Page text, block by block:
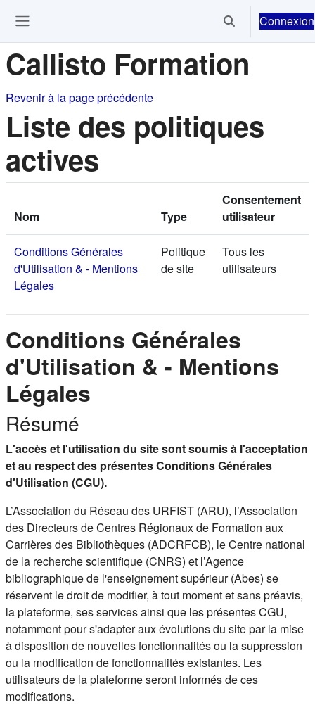
Activer/Connexion
Callisto Formation
Revenir à la page précédente
Liste des politiques
actives
Nom Type
Consentement
utilisateur
Conditions Générales
d'Utilisation & - Mentions
Légales
Politique
de site
Tous les
utilisateurs
Conditions Générales
d'Utilisation & - Mentions
Légales
Résumé
L'accès et l'utilisation du site sont soumis à l'acceptation
et au respect des présentes Conditions Générales
d'Utilisation (CGU).
L’Association du Réseau des URFIST (ARU), l’Association
des Directeurs de Centres Régionaux de Formation aux
Carrières des Bibliothèques (ADCRFCB), le Centre national
de la recherche scientifique (CNRS) et l’Agence
bibliographique de l'enseignement supérieur (Abes) se
réservent le droit de modifier, à tout moment et sans préavis,
la plateforme, ses services ainsi que les présentes CGU,
notamment pour s'adapter aux évolutions du site par la mise
à disposition de nouvelles fonctionnalités ou la suppression
ou la modification de fonctionnalités existantes. Les
utilisateurs de la plateforme seront informés de ces
modifications.